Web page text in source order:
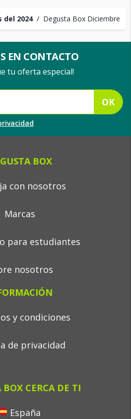
del 2024 / Degusta Box Diciembre
EN CONTACTO
tu oferta especial!
OK
BOX
con nosotros
Marcas
para estudiantes
nosotros
y condiciones
de privacidad
BOX CERCA DE TI
España